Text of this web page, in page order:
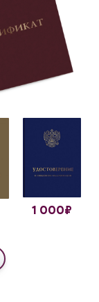
1 000₽